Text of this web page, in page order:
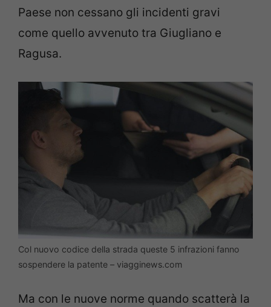
Paese non cessano gli incidenti gravi
come quello avvenuto tra Giugliano e
Ragusa.
Col nuovo codice della strada queste 5 infrazioni fanno
sospendere la patente – viagginews.com
Ma con le nuove norme quando scatterà la